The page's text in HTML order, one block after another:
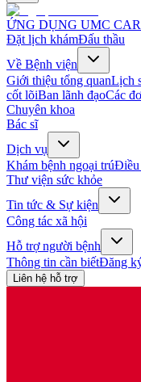
ỨNG DỤNG UMC
Đặt lịch khámĐấu thầu
Về Bệnh viện
Giới thiệu tổng quanLịch
cốt lõiBan lãnh đạoCác
Chuyên khoa
Bác sĩ
Dịch vụ
Khám bệnh ngoại trúĐiều
Thư viện sức khỏe
Tin tức & Sự kiện
Công tác xã hội
Hỗ trợ người bệnh
Thông tin cần biếtĐăng
Liên hệ hỗ trợ